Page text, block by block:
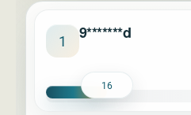
1 9*******d
16